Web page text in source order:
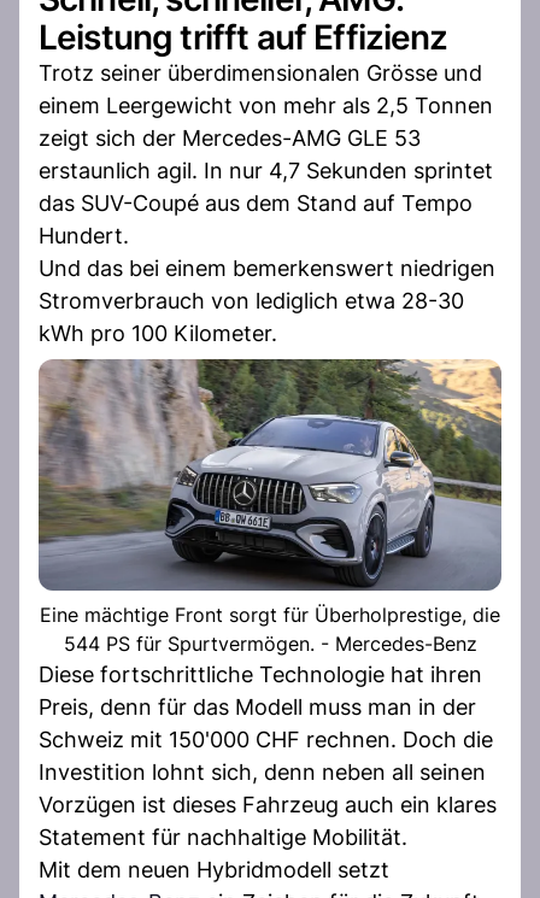
Leistung trifft auf Effizienz
Trotz seiner überdimensionalen Grösse und
einem Leergewicht von mehr als 2,5 Tonnen
zeigt sich der Mercedes-AMG GLE 53
erstaunlich agil. In nur 4,7 Sekunden sprintet
das SUV-Coupé aus dem Stand auf Tempo
Hundert.
Und das bei einem bemerkenswert niedrigen
Stromverbrauch von lediglich etwa 28-30
kWh pro 100 Kilometer.
Eine mächtige Front sorgt für Überholprestige, die
544 PS für Spurtvermögen. - Mercedes-Benz
Diese fortschrittliche Technologie hat ihren
Preis, denn für das Modell muss man in der
Schweiz mit 150'000 CHF rechnen. Doch die
Investition lohnt sich, denn neben all seinen
Vorzügen ist dieses Fahrzeug auch ein klares
Statement für nachhaltige Mobilität.
Mit dem neuen Hybridmodell setzt